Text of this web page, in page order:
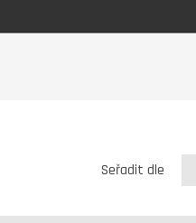
Seřadit dle